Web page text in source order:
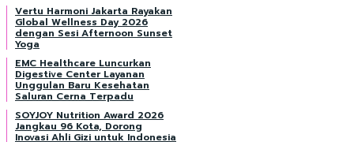
Vertu Harmoni Jakarta Rayakan
Global Wellness Day 2026
dengan Sesi Afternoon Sunset
Yoga
EMC Healthcare Luncurkan
Digestive Center Layanan
Unggulan Baru Kesehatan
Saluran Cerna Terpadu
SOYJOY Nutrition Award 2026
Jangkau 96 Kota, Dorong
Inovasi Ahli Gizi untuk Indonesia